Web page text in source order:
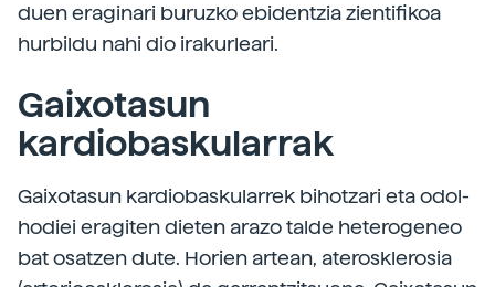
duen eraginari buruzko ebidentzia zientifikoa
hurbildu nahi dio irakurleari.
Gaixotasun
kardiobaskularrak
Gaixotasun kardiobaskularrek bihotzari eta odol-
hodiei eragiten dieten arazo talde heterogeneo
bat osatzen dute. Horien artean, aterosklerosia